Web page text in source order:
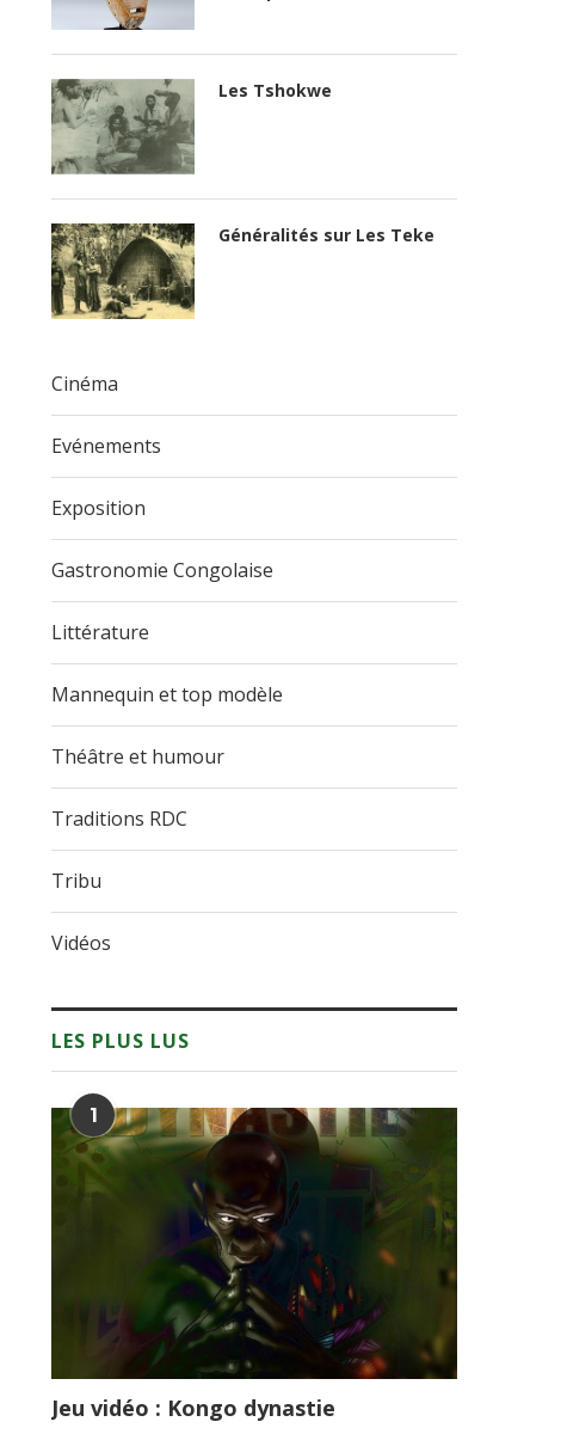
Les Tshokwe
Généralités sur Les Teke
Cinéma
Evénements
Exposition
Gastronomie Congolaise
Littérature
Mannequin et top modèle
Théâtre et humour
Traditions RDC
Tribu
Vidéos
LES PLUS LUS
1
Jeu vidéo : Kongo dynastie